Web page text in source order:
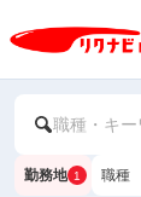
職種・キ
勤務地 1 職種